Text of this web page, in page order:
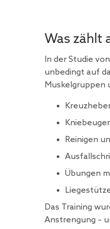
Was zählt
In der Studie
unbedingt auf
Muskelgruppen
Reinigen
Übungen
Das Training
Anstrengung –